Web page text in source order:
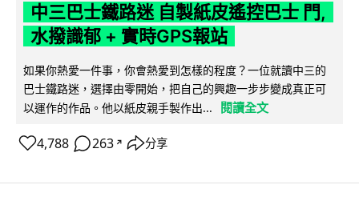
中三巴士鐵路迷 自製紙皮遙控巴士 門,
水撥識郁 + 實時GPS報站
如果你熱愛一件事，你會熱愛到怎樣的程度？一位就讀中三的
巴士鐵路迷，選擇由零開始，把自己的興趣一步步變成真正可
以運作的作品。他以紙皮親手製作出...
閱讀全文
4,788 263 ↗ 分享